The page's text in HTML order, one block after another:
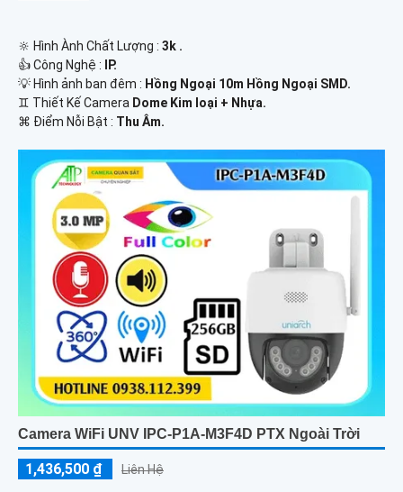
🔆 Hình Ành Chất Lượng : 3k .
👍 Công Nghệ :
IP.
💡 Hình ảnh ban đêm : Hồng Ngoại 10m Hồng Ngoại SMD.
♊ Thiết Kế Camera Dome Kim loại + Nhựa.
️⌘ Điểm Nỗi Bật : Thu Âm.
Camera WiFi UNV IPC-P1A-M3F4D PTX Ngoài Trời
1,436,500 ₫ Liên Hệ